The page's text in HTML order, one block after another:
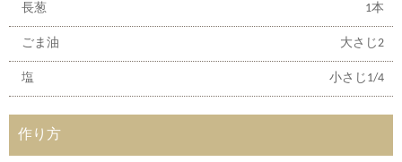
長葱 1本
ごま油 大さじ2
塩 小さじ1/4
作り方